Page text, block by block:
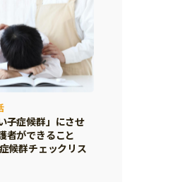
子症候群」にさせ
者ができること
候群チェックリス